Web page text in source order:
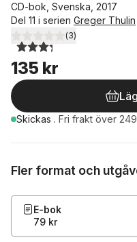
CD-bok, Svenska, 2017
Del 11 i serien Greger Thulin
3,3utav 5 stjärnor. Totalt
(3)
135 kr
Skickas . Fri frakt över
Fler format och
E-bok
79 kr